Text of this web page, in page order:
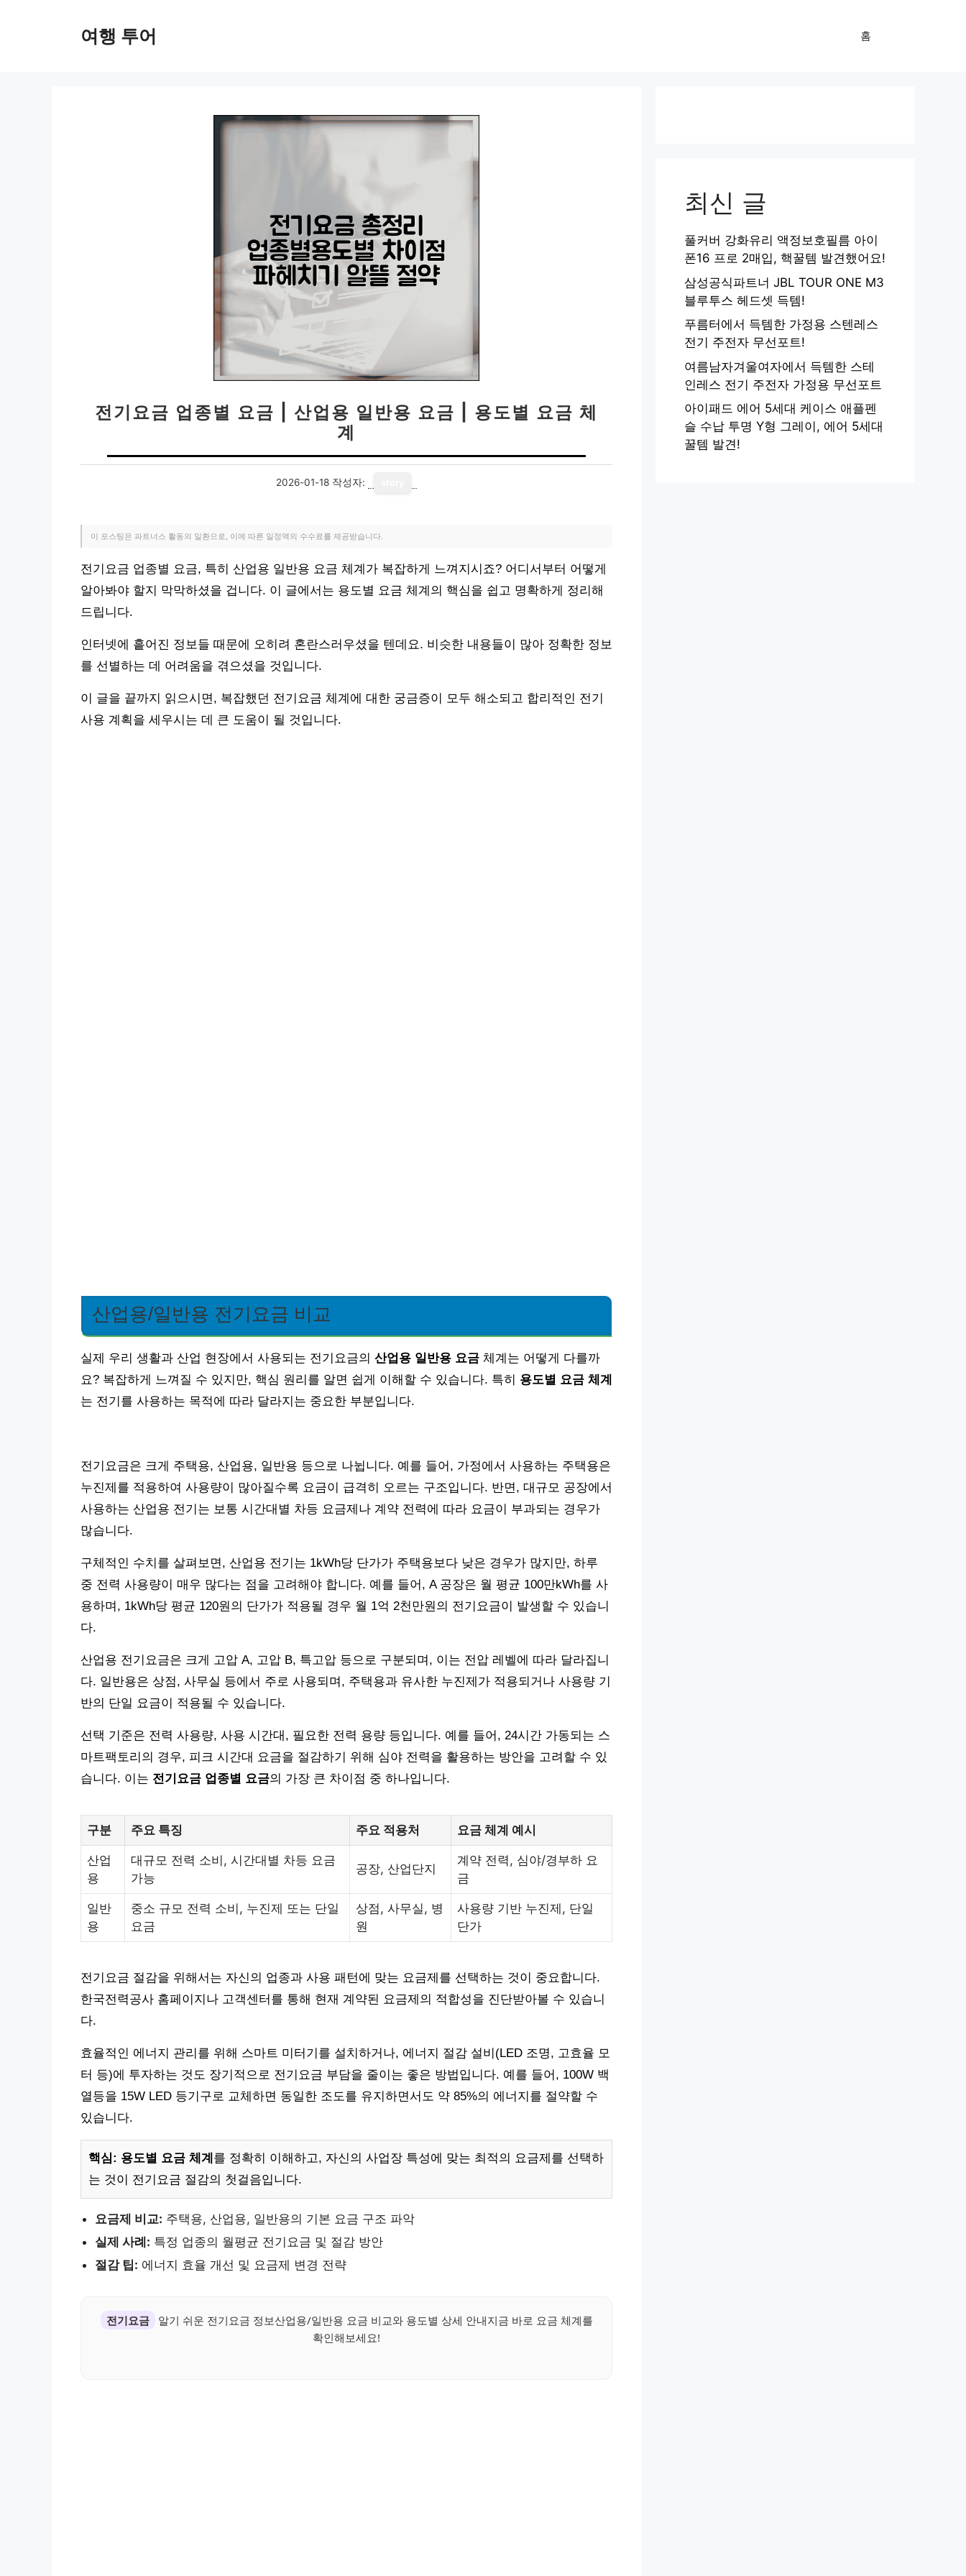
여행 투어 홈
전기요금 업종별 요금 | 산업용 일반용 요금 | 용도별 요금 체
계
2026-01-18 작성자:
이 포스팅은 파트너스 활동의 일환으로, 이에 따른 일정액의 수수료를 제공받습니다.
전기요금 업종별 요금, 특히 산업용 일반용 요금 체계가 복잡하게 느껴지시죠? 어디서부터 어떻게
알아봐야 할지 막막하셨을 겁니다. 이 글에서는 용도별 요금 체계의 핵심을 쉽고 명확하게 정리해
드립니다.
인터넷에 흩어진 정보들 때문에 오히려 혼란스러우셨을 텐데요. 비슷한 내용들이 많아 정확한 정보
를 선별하는 데 어려움을 겪으셨을 것입니다.
이 글을 끝까지 읽으시면, 복잡했던 전기요금 체계에 대한 궁금증이 모두 해소되고 합리적인 전기
사용 계획을 세우시는 데 큰 도움이 될 것입니다.
산업용/일반용 전기요금 비교
실제 우리 생활과 산업 현장에서 사용되는 전기요금의 산업용 일반용 요금 체계는 어떻게 다를까
요? 복잡하게 느껴질 수 있지만, 핵심 원리를 알면 쉽게 이해할 수 있습니다. 특히 용도별 요금 체계
는 전기를 사용하는 목적에 따라 달라지는 중요한 부분입니다.
전기요금은 크게 주택용, 산업용, 일반용 등으로 나뉩니다. 예를 들어, 가정에서 사용하는 주택용은
누진제를 적용하여 사용량이 많아질수록 요금이 급격히 오르는 구조입니다. 반면, 대규모 공장에서
사용하는 산업용 전기는 보통 시간대별 차등 요금제나 계약 전력에 따라 요금이 부과되는 경우가
많습니다.
구체적인 수치를 살펴보면, 산업용 전기는 1kWh당 단가가 주택용보다 낮은 경우가 많지만, 하루
중 전력 사용량이 매우 많다는 점을 고려해야 합니다. 예를 들어, A 공장은 월 평균 100만kWh를 사
용하며, 1kWh당 평균 120원의 단가가 적용될 경우 월 1억 2천만원의 전기요금이 발생할 수 있습니
다.
산업용 전기요금은 크게 고압 A, 고압 B, 특고압 등으로 구분되며, 이는 전압 레벨에 따라 달라집니
다. 일반용은 상점, 사무실 등에서 주로 사용되며, 주택용과 유사한 누진제가 적용되거나 사용량 기
반의 단일 요금이 적용될 수 있습니다.
선택 기준은 전력 사용량, 사용 시간대, 필요한 전력 용량 등입니다. 예를 들어, 24시간 가동되는 스
마트팩토리의 경우, 피크 시간대 요금을 절감하기 위해 심야 전력을 활용하는 방안을 고려할 수 있
습니다. 이는 전기요금 업종별 요금의 가장 큰 차이점 중 하나입니다.
구분 주요 특징 주요 적용처 요금 체계 예시
산업
용
대규모 전력 소비, 시간대별 차등 요금
가능
공장, 산업단지
계약 전력, 심야/경부하 요
금
일반
용
중소 규모 전력 소비, 누진제 또는 단일
요금
상점, 사무실, 병
원
사용량 기반 누진제, 단일
단가
전기요금 절감을 위해서는 자신의 업종과 사용 패턴에 맞는 요금제를 선택하는 것이 중요합니다.
한국전력공사 홈페이지나 고객센터를 통해 현재 계약된 요금제의 적합성을 진단받아볼 수 있습니
다.
효율적인 에너지 관리를 위해 스마트 미터기를 설치하거나, 에너지 절감 설비(LED 조명, 고효율 모
터 등)에 투자하는 것도 장기적으로 전기요금 부담을 줄이는 좋은 방법입니다. 예를 들어, 100W 백
열등을 15W LED 등기구로 교체하면 동일한 조도를 유지하면서도 약 85%의 에너지를 절약할 수
있습니다.
핵심: 용도별 요금 체계 를 정확히 이해하고, 자신의 사업장 특성에 맞는 최적의 요금제를 선택하
는 것이 전기요금 절감의 첫걸음입니다.
요금제 비교: 주택용, 산업용, 일반용의 기본 요금 구조 파악
실제 사례: 특정 업종의 월평균 전기요금 및 절감 방안
절감 팁: 에너지 효율 개선 및 요금제 변경 전략
전기요금
알기 쉬운 전기요금 정보산업용/일반용 요금 비교와 용도별 상세 안내지금 바로 요금 체계를
확인해보세요!
최신 글
풀커버 강화유리 액정보호필름 아이
폰16 프로 2매입, 핵꿀템 발견했어요!
삼성공식파트너 JBL TOUR ONE M3
블루투스 헤드셋 득템!
푸름터에서 득템한 가정용 스텐레스
전기 주전자 무선포트!
여름남자겨울여자에서 득템한 스테
인레스 전기 주전자 가정용 무선포트
아이패드 에어 5세대 케이스 애플펜
슬 수납 투명 Y형 그레이, 에어 5세대
꿀템 발견!